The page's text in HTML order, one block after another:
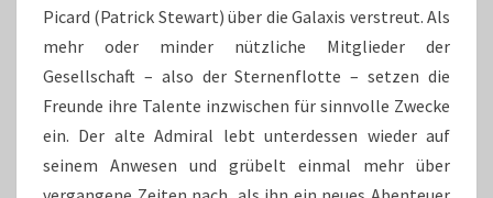
Picard (Patrick Stewart) über die Galaxis verstreut. Als
mehr oder minder nützliche Mitglieder der
Gesellschaft – also der Sternenflotte – setzen die
Freunde ihre Talente inzwischen für sinnvolle Zwecke
ein. Der alte Admiral lebt unterdessen wieder auf
seinem Anwesen und grübelt einmal mehr über